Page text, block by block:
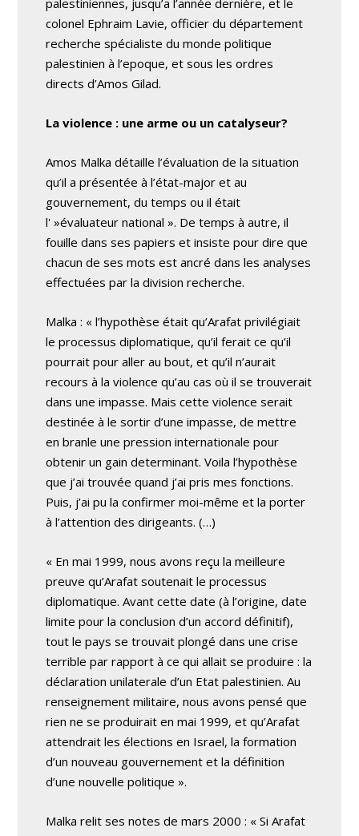
palestiniennes, jusqu’a l’année dernière, et le
colonel Ephraim Lavie, officier du département
recherche spécialiste du monde politique
palestinien à l’epoque, et sous les ordres
directs d’Amos Gilad.
La violence : une arme ou un catalyseur?
Amos Malka détaille l’évaluation de la situation
qu’il a présentée à l’état-major et au
gouvernement, du temps ou il était
l' »évaluateur national ». De temps à autre, il
fouille dans ses papiers et insiste pour dire que
chacun de ses mots est ancré dans les analyses
effectuées par la division recherche.
Malka : « l’hypothèse était qu’Arafat privilégiait
le processus diplomatique, qu’il ferait ce qu’il
pourrait pour aller au bout, et qu’il n’aurait
recours à la violence qu’au cas où il se trouverait
dans une impasse. Mais cette violence serait
destinée à le sortir d’une impasse, de mettre
en branle une pression internationale pour
obtenir un gain determinant. Voila l’hypothèse
que j’ai trouvée quand j’ai pris mes fonctions.
Puis, j’ai pu la confirmer moi-même et la porter
à l’attention des dirigeants. (…)
« En mai 1999, nous avons reçu la meilleure
preuve qu’Arafat soutenait le processus
diplomatique. Avant cette date (à l’origine, date
limite pour la conclusion d’un accord définitif),
tout le pays se trouvait plongé dans une crise
terrible par rapport à ce qui allait se produire : la
déclaration unilaterale d’un Etat palestinien. Au
renseignement militaire, nous avons pensé que
rien ne se produirait en mai 1999, et qu’Arafat
attendrait les élections en Israel, la formation
d’un nouveau gouvernement et la définition
d’une nouvelle politique ».
Malka relit ses notes de mars 2000 : « Si Arafat